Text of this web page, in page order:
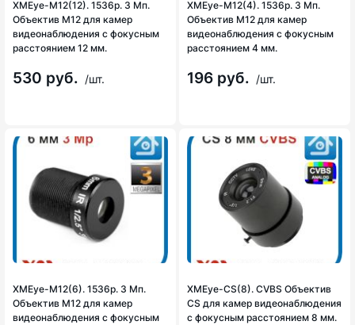
XMEye-M12(12). 1536p. 3 Мп.
Объектив М12 для камер
видеонаблюдения с фокусным
расстоянием 12 мм.
530 руб. /шт.
XMEye-M12(4). 1536p. 3 Мп.
Объектив М12 для камер
видеонаблюдения с фокусным
расстоянием 4 мм.
196 руб. /шт.
XMEye-M12(6). 1536p. 3 Мп.
Объектив М12 для камер
видеонаблюдения с фокусным
XMEye-CS(8). CVBS Объектив
CS для камер видеонаблюдения
с фокусным расстоянием 8 мм.